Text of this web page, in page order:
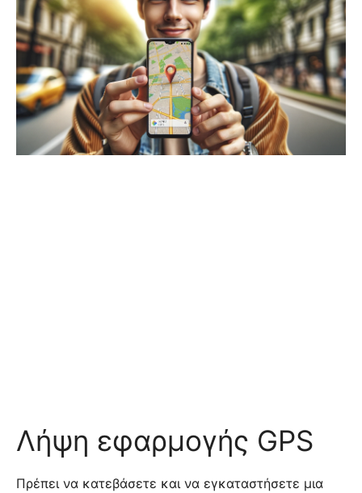
Λήψη εφαρμογής GPS
Πρέπει να κατεβάσετε και να εγκαταστήσετε μια